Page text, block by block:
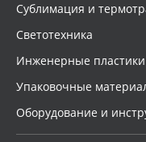
Сублимация и
Светотехника
Инженерные пластики
Упаковочные
Оборудование и